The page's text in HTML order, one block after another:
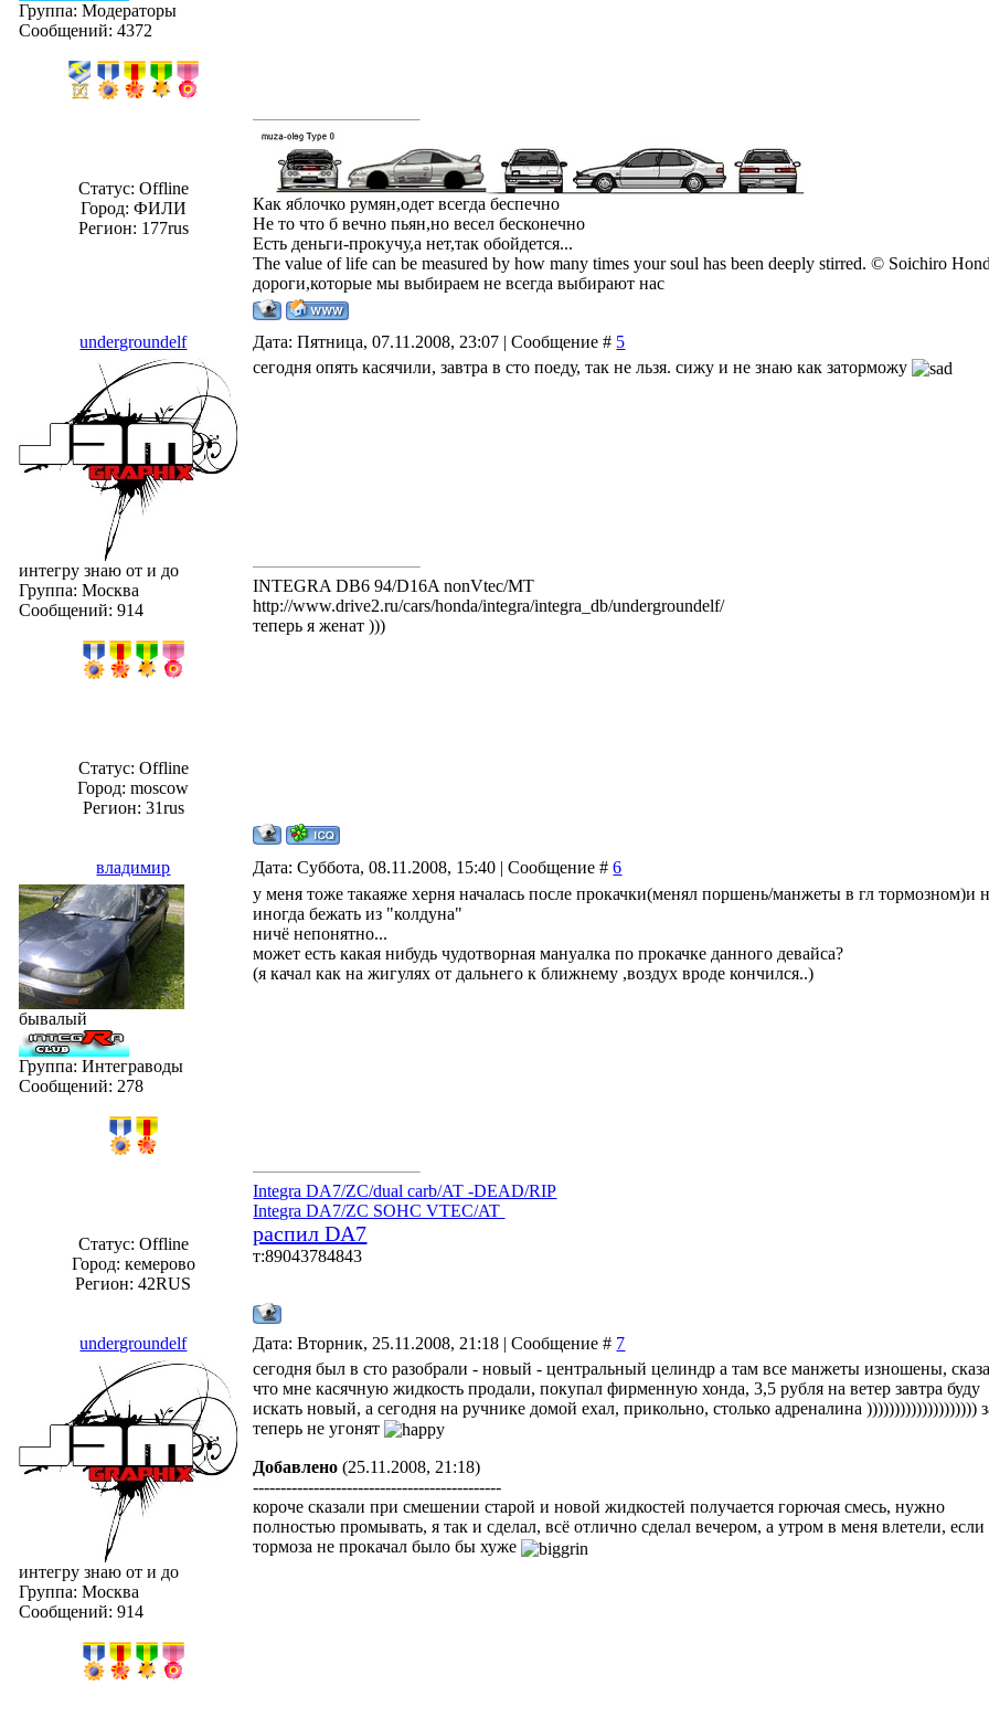
Группа: Модераторы
Сообщений:4372
Статус: Offline
Город: ФИЛИ
Регион: 177rus
Как яблочко румян,одет всегда беспечно
Не то что б вечно пьян,но весел бесконечно
Есть деньги-прокучу,а нет,так обойдется...
The value of life can be measured by how many times your soul has been deeply stirred. © Soichiro
дороги,которые мы выбираем не всегда выбирают нас
undergroundelf Дата: Пятница, 07.11.2008, 23:07 | Сообщение # 5
интегру знаю от и до
Группа: Москва
Сообщений:914
Статус: Offline
Город: moscow
Регион: 31rus
сегодня опять касячили, завтра в сто поеду, так не льзя. сижу и не знаю как заторможу
INTEGRA DB6 94/D16A nonVtec/MT
http://www.drive2.ru/cars/honda/integra/integra_db/undergroundelf/
теперь я женат )))
владимир Дата: Суббота, 08.11.2008, 15:40 | Сообщение #6
бывалый
Группа: Интеграводы
Сообщений: 278
Статус: Offline
Город: кемерово
Регион: 42RUS
у меня тоже такаяже херня началась после прокачки(менял поршень/манжеты в гл тормозном)и
иногда бежать из "колдуна"
ничё непонятно...
может есть какая нибудь чудотворная мануалка по прокачке данного девайса?
(я качал как на жигулях от дальнего к ближнему ,воздух вроде кончился..)
Integra DA7/ZC/dual carb/AT -DEAD/RIP
Integra DA7/ZC SOHC VTEC/AT
распил DA7
т:89043784843
undergroundelf Дата: Вторник, 25.11.2008, 21:18 | Сообщение # 7
интегру знаю от и до
Группа: Москва
Сообщений:914
сегодня был в сто разобрали - новый - центральный целиндр а там все манжеты изношены,
что мне касячную жидкость продали, покупал фирменную хонда, 3,5 рубля на ветер завтра буду
искать новый, а сегодня на ручнике домой ехал, прикольно, столько адреналина ))))))))))))))))))))
теперь не угонят
Добавлено (25.11.2008, 21:18)
---------------------------------------------
короче сказали при смешении старой и новой жидкостей получается горючая смесь, нужно
полностью промывать, я так и сделал, всё отлично сделал вечером, а утром в меня влетели,
тормоза не прокачал было бы хуже